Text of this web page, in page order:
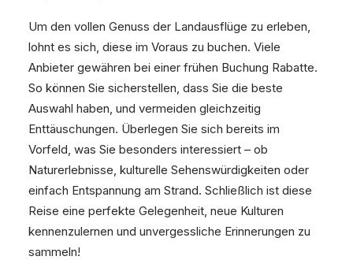
Um den vollen Genuss der Landausflüge zu erleben,
lohnt es sich, diese im Voraus zu buchen. Viele
Anbieter gewähren bei einer frühen Buchung Rabatte.
So können Sie sicherstellen, dass Sie die beste
Auswahl haben, und vermeiden gleichzeitig
Enttäuschungen. Überlegen Sie sich bereits im
Vorfeld, was Sie besonders interessiert – ob
Naturerlebnisse, kulturelle Sehenswürdigkeiten oder
einfach Entspannung am Strand. Schließlich ist diese
Reise eine perfekte Gelegenheit, neue Kulturen
kennenzulernen und unvergessliche Erinnerungen zu
sammeln!